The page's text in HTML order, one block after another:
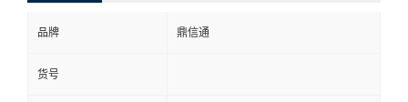
品牌 鼎信通
货号